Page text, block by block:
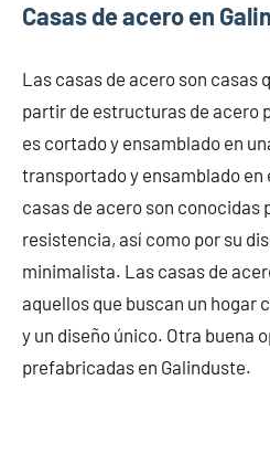
Casas de acero en
Las casas de acero son casas
partir de estructuras de acero
es cortado y ensamblado en
transportado y ensamblado en
casas de acero son conocidas
resistencia, así como por su
minimalista. Las casas de
aquellos que buscan un hogar
y un diseño único. Otra buena
prefabricadas en Galinduste.